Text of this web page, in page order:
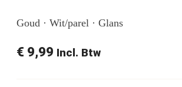
Goud · Wit/parel · Glans
€ 9,99 Incl. Btw